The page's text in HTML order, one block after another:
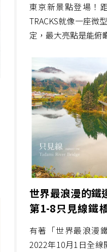
東京新景點登場！
TRACKS就像一座微
定，最大亮點是能俯
世界最浪漫的鐵
第1-8只見線鐵
線時刻表、攝影
梁 (只見線全線
有著「世界最浪漫
2022年10月1日全線